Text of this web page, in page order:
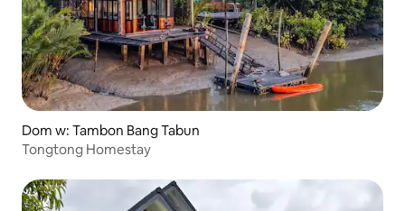
Dom w: Tambon Bang Tabun
Tongtong Homestay